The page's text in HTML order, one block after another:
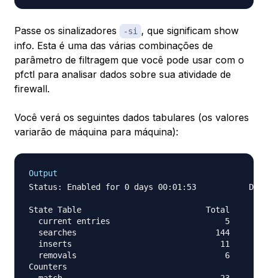
Passe os sinalizadores -si , que significam show
info. Esta é uma das várias combinações de
parâmetro de filtragem que você pode usar com o
pfctl para analisar dados sobre sua atividade de
firewall.
Você verá os seguintes dados tabulares (os valores
variarão de máquina para máquina):
Output
Status: Enabled for 0 days 00:01:53
State Table                          Total
  current entries                        5
searches                             144
inserts                               11
removals                               6
Counters